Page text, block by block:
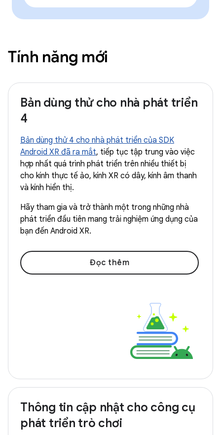
Tính năng mới
Bản dùng thử cho nhà phát triển
4
Bản dùng thử 4 cho nhà phát triển của SDK
Android XR đã ra mắt, tiếp tục tập trung vào việc
hợp nhất quá trình phát triển trên nhiều thiết bị
cho kính thực tế ảo, kính XR có dây, kính âm thanh
và kính hiển thị.
Hãy tham gia và trở thành một trong những nhà
phát triển đầu tiên mang trải nghiệm ứng dụng của
bạn đến Android XR.
Đọc thêm
Thông tin cập nhật cho công cụ
phát triển trò chơi